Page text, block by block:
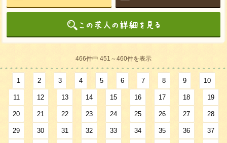
466件中 451～460件を表示
1 2 3 4 5 6 7 8 9 10
11 12 13 14 15 16 17 18 19
20 21 22 23 24 25 26 27 28
29 30 31 32 33 34 35 36 37